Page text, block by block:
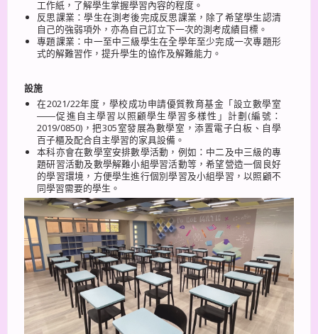
工作紙，了解學生掌握學習內容的程度。
反思課業：學生在測考後完成反思課業，除了希望學生認清
自己的強弱項外，亦為自己訂立下一次的測考成績目標。
專題課業：中一至中三級學生在全學年至少完成一次專題形
式的解難習作，提升學生的協作及解難能力。
設施
在2021/22年度，學校成功申請優質教育基金「設立數學室
――促進自主學習以照顧學生學習多樣性」計劃(編號：
2019/0850)，把305室發展為數學室，添置電子白板、自學
百子櫃及配合自主學習的家具設備。
本科亦會在數學室安排數學活動，例如：中二及中三級的專
題研習活動及數學解難小組學習活動等，希望營造一個良好
的學習環境，方便學生進行個別學習及小組學習，以照顧不
同學習需要的學生。